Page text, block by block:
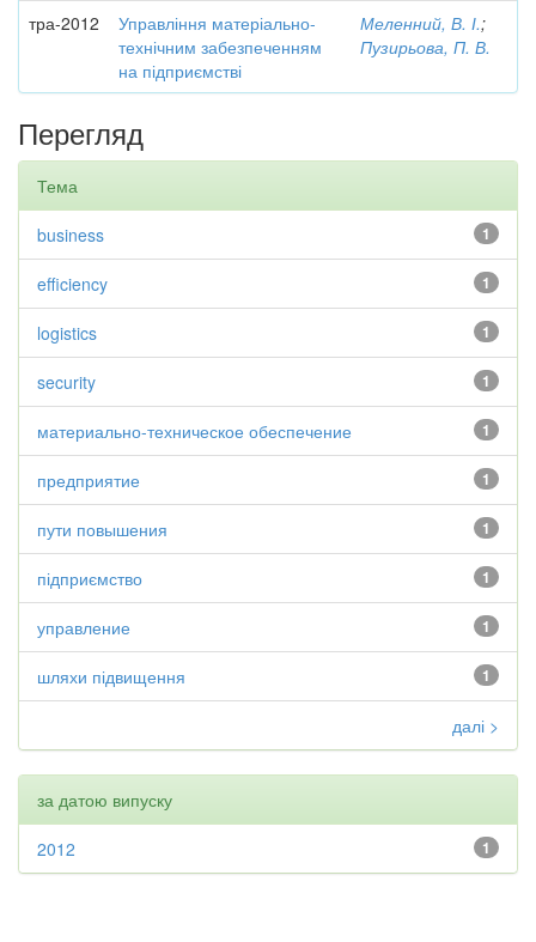
тра-2012
Управління матеріально-
технічним забезпеченням
на підприємстві
Меленний, В. І.;
Пузирьова, П. В.
Перегляд
Тема
1
business
1
efficiency
1
logistics
1
security
1
материально-техническое обеспечение
1
предприятие
1
пути повышения
1
підприємство
1
управление
1
шляхи підвищення
далі >
за датою випуску
1
2012